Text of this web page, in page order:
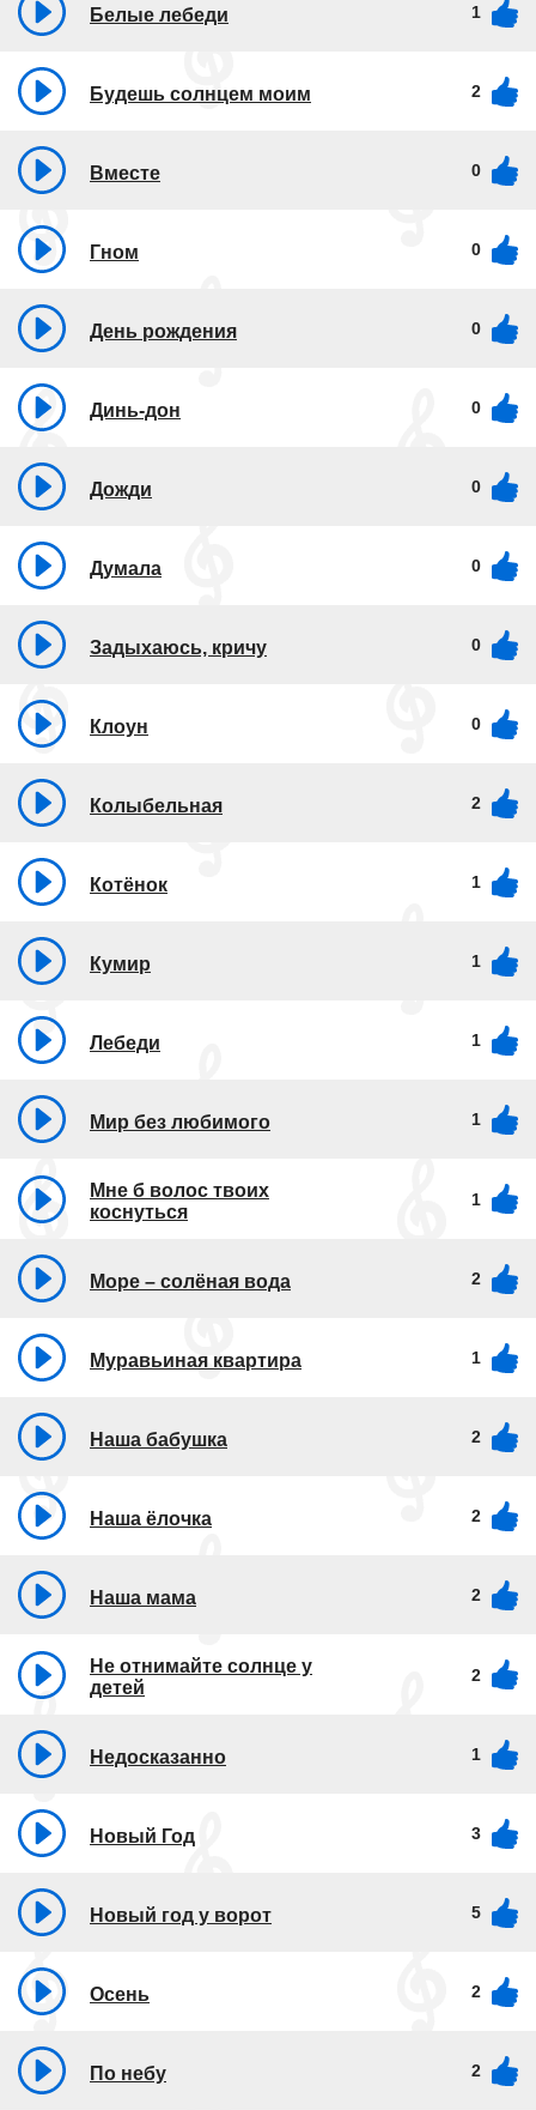
Белые лебеди 1
Будешь солнцем моим 2
Вместе 0
Гном 0
День рождения 0
Динь-дон 0
Дожди 0
Думала 0
Задыхаюсь, кричу 0
Клоун 0
Колыбельная 2
Котёнок 1
Кумир 1
Лебеди 1
Мир без любимого 1
Мне б волос твоих
коснуться
1
Море – солёная вода 2
Муравьиная квартира 1
Наша бабушка 2
Наша ёлочка 2
Наша мама 2
Не отнимайте солнце у
детей
2
Недосказанно 1
Новый Год 3
Новый год у ворот 5
Осень 2
По небу 2